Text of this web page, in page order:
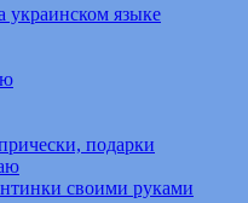
украинском языке
подарки
своими руками